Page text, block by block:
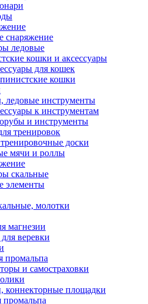
снаряжение
ледовые
кошки и аксессуары
для кошек
кошки
ледовые инструменты
к инструментам
и инструменты
тренировок
доски
мячи и роллы
скальные
элементы
молотки
магнезии
веревки
промальпа
и самостраховки
коннекторные площадки
промальпа